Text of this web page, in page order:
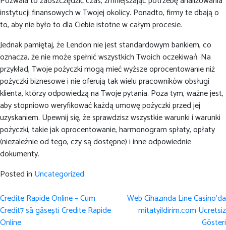
instytucji finansowych w Twojej okolicy. Ponadto, firmy te dbają o
to, aby nie było to dla Ciebie istotne w całym procesie.
Jednak pamiętaj, że Lendon nie jest standardowym bankiem, co
oznacza, że nie może spełnić wszystkich Twoich oczekiwań. Na
przykład, Twoje pożyczki mogą mieć wyższe oprocentowanie niż
pożyczki biznesowe i nie oferują tak wielu pracowników obsługi
klienta, którzy odpowiedzą na Twoje pytania. Poza tym, ważne jest,
aby stopniowo weryfikować każdą umowę pożyczki przed jej
uzyskaniem. Upewnij się, że sprawdzisz wszystkie warunki i warunki
pożyczki, takie jak oprocentowanie, harmonogram spłaty, opłaty
(niezależnie od tego, czy są dostępne) i inne odpowiednie
dokumenty.
Posted in Uncategorized
Post
navigation
Credite Rapide Online – Cum
Credit7 să găsești Credite Rapide
Online
Web Cihazında Line Casino’da
mitatyildirim.com Ücretsiz
Gösteri